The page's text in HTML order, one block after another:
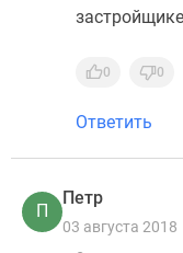
0 0
Ответить
П
Петр
03 августа 2018